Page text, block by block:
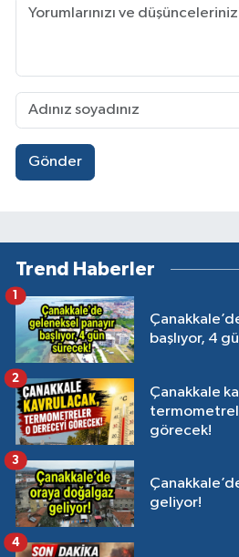
Gönder
Trend Haberler
başlıyor, 4
1
Çanakkale
görecek!
2
geliyor!
3
4